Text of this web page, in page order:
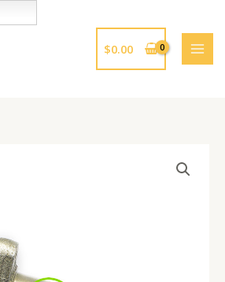
$0.00